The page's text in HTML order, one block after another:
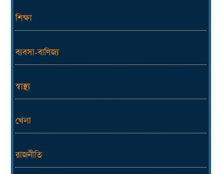
শিক্ষা
ব্যবসা-বাণিজ্য
স্বাস্থ্য
খেলা
রাজনীতি